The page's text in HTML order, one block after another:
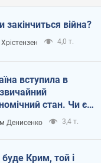
закінчиться війна?
4,0 т.
вступила в
стан. Чи є
вкінці тунелю?
Денисенко 3,4 т.
Крим, той і